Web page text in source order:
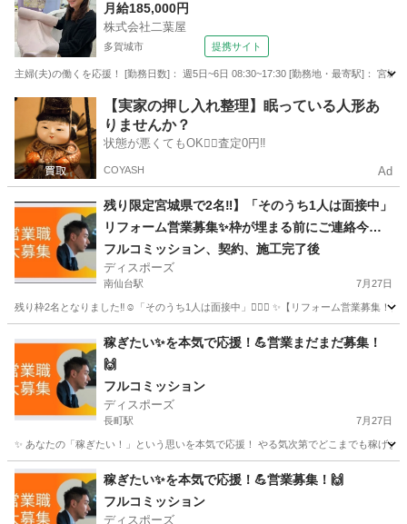
月給185,000円
株式会社二葉屋
多賀城市 提携サイト
主婦(夫)の働くを応援！ [勤務日数]： 週5日~6日 08:30~17:30 [勤務地・最寄駅]： 宮
宮城 多賀城市 アパレル
【実家の押し入れ整理】眠っている人形あ
りませんか？
状態が悪くてもOK🙆‍♀️査定0円‼️
COYASH Ad
残り限定宮城県で2名‼︎】「そのうち1人は面接中」
リフォーム営業募集✨枠が埋まる前にご連絡今す
ぐ下さい‼︎👍
フルコミッション、契約、施工完了後
ディスポーズ
南仙台駅 7月27日
残り枠2名となりました‼︎☺️「そのうち1人は面接中」🙇🏻‍♂️ ✨【リフォーム営業募集！
南仙台駅 営業 やる気
稼ぎたい✨を本気で応援！💪営業まだまだ募集！
🙌
フルコミッション
ディスポーズ
長町駅 7月27日
✨ あなたの「稼ぎたい！」という思いを本気で応援！ やる気次第でどこまでも稼げ
宮城 仙台市 長町駅 営業 やる気
稼ぎたい✨を本気で応援！💪営業募集！🙌
フルコミッション
ディスポーズ